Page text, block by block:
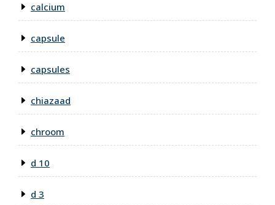
calcium
capsule
capsules
chiazaad
chroom
d 10
d 3